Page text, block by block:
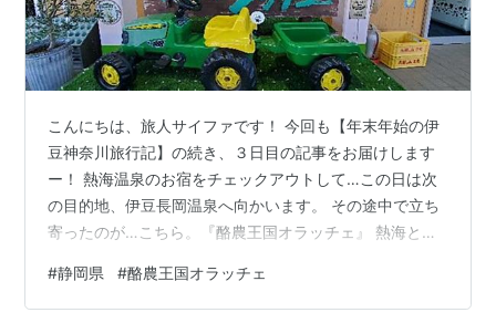
こんにちは、旅人サイファです！ 今回も【年末年始の伊
豆神奈川旅行記】の続き、３日目の記事をお届けします
ー！ 熱海温泉のお宿をチェックアウトして…この日は次
の目的地、伊豆長岡温泉へ向かいます。 その途中で立ち
寄ったのが…こちら。『酪農王国オラッチェ』 熱海と函
その丹那丘陵の一角に、ここ『酪農王国オラッチェ』は
あります。 ここ、丹那丘陵一帯は、酪農が盛んな地域で
#静岡県 #酪農王国オラッチェ